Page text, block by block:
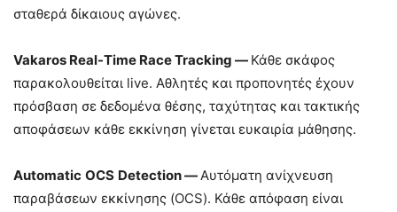
σταθερά δίκαιους αγώνες.
Vakaros Real-Time Race Tracking — Κάθε σκάφος
παρακολουθείται live. Αθλητές και προπονητές έχουν
πρόσβαση σε δεδομένα θέσης, ταχύτητας και τακτικής
αποφάσεων κάθε εκκίνηση γίνεται ευκαιρία μάθησης.
Automatic OCS Detection—Αυτόματη ανίχνευση
παραβάσεων εκκίνησης (OCS). Κάθε απόφαση είναι